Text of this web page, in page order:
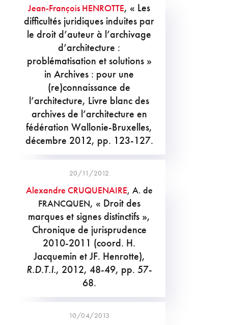
Jean-François HENROTTE, « Les
difficultés juridiques induites par
le droit d’auteur à l’archivage
d’architecture :
problématisation et solutions »
in Archives : pour une
(re)connaissance de
l’architecture, Livre blanc des
archives de l’architecture en
fédération Wallonie-Bruxelles,
décembre 2012, pp. 123-127.
20/11/2012
Alexandre CRUQUENAIRE, A. de
FRANCQUEN, « Droit des
marques et signes distinctifs »,
Chronique de jurisprudence
2010-2011 (coord. H.
Jacquemin et JF. Henrotte),
R.D.T.I., 2012, 48-49, pp. 57-
68.
10/04/2013